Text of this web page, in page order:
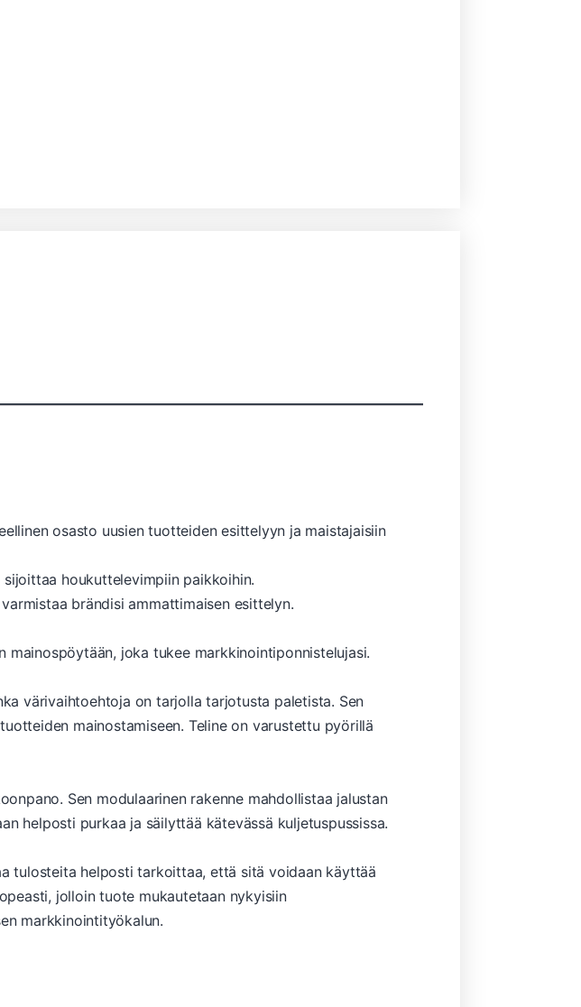
osasto uusien tuotteiden esittelyyn ja maistajaisiin
houkuttelevimpiin paikkoihin.
brändisi ammattimaisen esittelyn.
joka tukee markkinointiponnistelujasi.
värivaihtoehtoja on tarjolla tarjotusta paletista. Sen
mainostamiseen. Teline on varustettu pyörillä
Sen modulaarinen rakenne mahdollistaa jalustan
helposti purkaa ja säilyttää kätevässä kuljetuspussissa.
tulosteita helposti tarkoittaa, että sitä voidaan käyttää
jolloin tuote mukautetaan nykyisiin
markkinointityökalun.